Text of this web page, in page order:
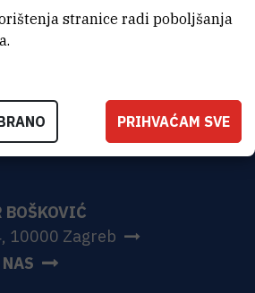
10000 Zagreb
stranice radi poboljšanja
PRIHVAĆAM SVE